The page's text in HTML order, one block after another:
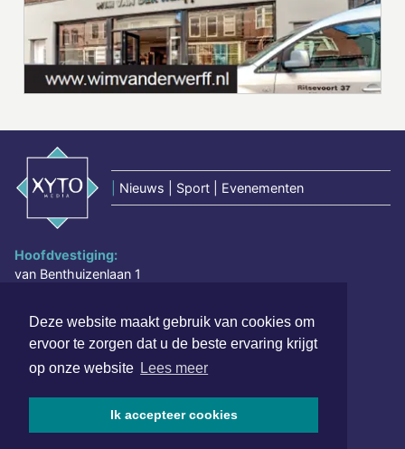
Deze website maakt gebruik van cookies om
ervoor te zorgen dat u de beste ervaring krijgt
op onze website Lees meer
Ik accepteer cookies
Nieuws | Sport | Evenementen
Hoofdvestiging:
van Benthuizenlaan 1
072 8200 600
redactie@xyto.nl
www.xyto.nl